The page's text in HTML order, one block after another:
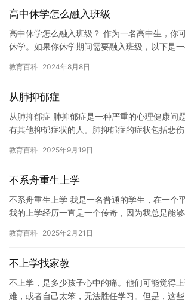
高中休学怎么融入班级
高中休学怎么融入班级？ 作为一名高中生，你
休学。如果你休学期间需要融入班级，以下是
教育百科 2024年8月8日
从肺抑郁症
从肺抑郁症 肺抑郁症是一种严重的心理健康问
有其他抑郁症状的人。肺抑郁症的症状包括悲
教育百科 2025年9月19日
不系舟重生上学
不系舟重生上学 我是一名普通的学生，在一个
我的上学经历一直是一个传奇，因为我总是能
教育百科 2025年2月21日
不上学找家教
不上学，是多少孩子心中的痛。他们可能觉得
难，或者自己太笨，无法胜任学习。但是，这